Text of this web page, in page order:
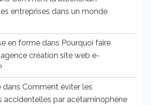
entreprises dans un monde
en forme dans Pourquoi faire
création site web e-
dans Comment éviter les
accidentelles par acétaminophène